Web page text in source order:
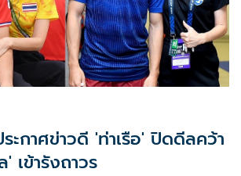
ะกาศข่าวดี 'ท่าเรือ' ปิดดีลคว้า
เข้ารังถาวร